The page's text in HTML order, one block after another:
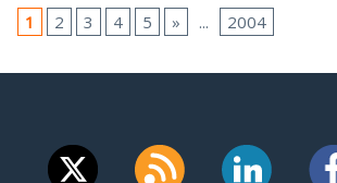
1
2 3 4 5 » ... 2004